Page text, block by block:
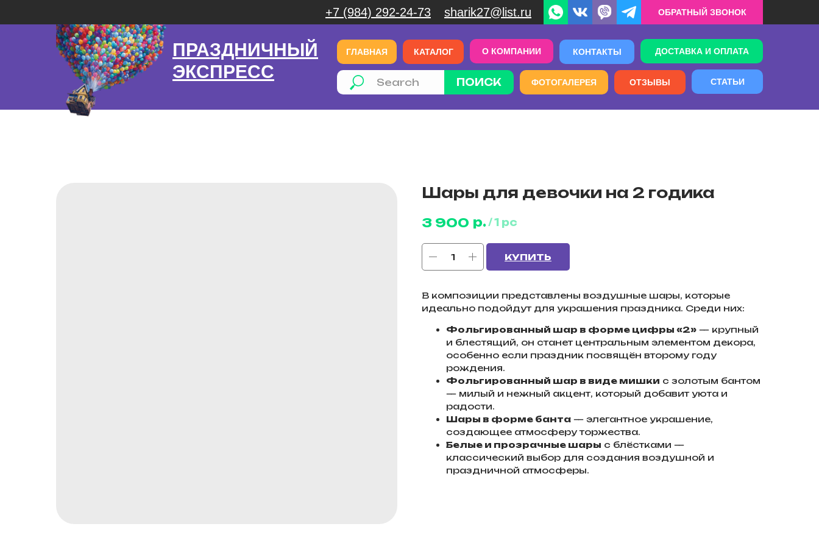
+7 (984) 292-24-73 sharik27@list.ru ОБРАТНЫЙ ЗВОНОК
ПРАЗДНИЧНЫЙ
ЭКСПРЕСС
ГЛАВНАЯ КАТАЛОГ О КОМПАНИИ КОНТАКТЫ ДОСТАВКА И ОПЛАТА
ОТЗЫВЫ СТАТЬИ
ФОТОГАЛЕРЕЯ
ПОИСК
Шары для девочки на 2 годика
3 900 р./1 pc
КУПИТЬ
В композиции представлены воздушные шары, которые
идеально подойдут для украшения праздника. Среди них:
Фольгированный шар в форме цифры «2» — крупный
и блестящий, он станет центральным элементом декора,
особенно если праздник посвящён второму году
рождения.
Фольгированный шар в виде мишки с золотым бантом
— милый и нежный акцент, который добавит уюта и
радости.
Шары в форме банта — элегантное украшение,
создающее атмосферу торжества.
Белые и прозрачные шары с блёстками —
классический выбор для создания воздушной и
праздничной атмосферы.